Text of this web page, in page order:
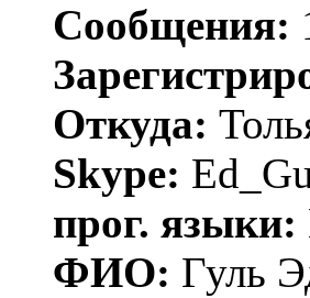
Сообщения:
Откуда:
Skype:
прог. языки:
ФИО: Гуль